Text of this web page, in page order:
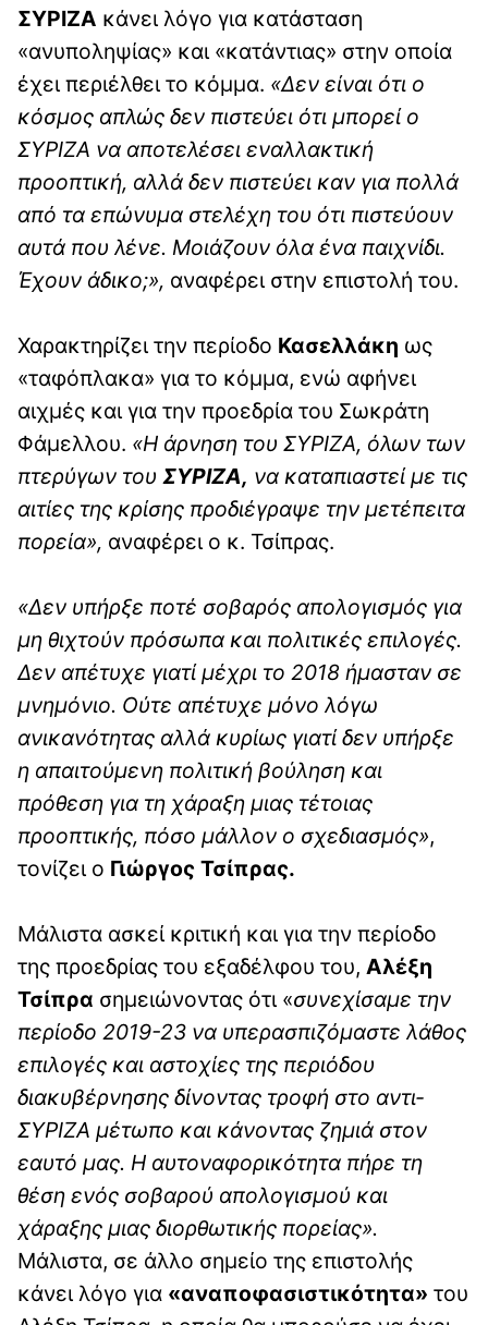
ΣΥΡΙΖΑ κάνει λόγο για κατάσταση
«ανυποληψίας» και «κατάντιας» στην οποία
έχει περιέλθει το κόμμα. «Δεν είναι ότι ο
κόσμος απλώς δεν πιστεύει ότι μπορεί ο
ΣΥΡΙΖΑ να αποτελέσει εναλλακτική
προοπτική, αλλά δεν πιστεύει καν για πολλά
από τα επώνυμα στελέχη του ότι πιστεύουν
αυτά που λένε. Μοιάζουν όλα ένα παιχνίδι.
Έχουν άδικο;», αναφέρει στην επιστολή του.
Χαρακτηρίζει την περίοδο Κασελλάκη ως
«ταφόπλακα» για το κόμμα, ενώ αφήνει
αιχμές και για την προεδρία του Σωκράτη
Φάμελλου. «Η άρνηση του ΣΥΡΙΖΑ, όλων των
πτερύγων του ΣΥΡΙΖΑ, να καταπιαστεί με τις
αιτίες της κρίσης προδιέγραψε την μετέπειτα
πορεία», αναφέρει ο κ. Τσίπρας.
«Δεν υπήρξε ποτέ σοβαρός απολογισμός για
μη θιχτούν πρόσωπα και πολιτικές επιλογές.
Δεν απέτυχε γιατί μέχρι το 2018 ήμασταν σε
μνημόνιο. Ούτε απέτυχε μόνο λόγω
ανικανότητας αλλά κυρίως γιατί δεν υπήρξε
η απαιτούμενη πολιτική βούληση και
πρόθεση για τη χάραξη μιας τέτοιας
προοπτικής, πόσο μάλλον ο σχεδιασμός»,
τονίζει ο Γιώργος Τσίπρας.
Μάλιστα ασκεί κριτική και για την περίοδο
της προεδρίας του εξαδέλφου του, Αλέξη
Τσίπρα σημειώνοντας ότι «συνεχίσαμε την
περίοδο 2019-23 να υπερασπιζόμαστε λάθος
επιλογές και αστοχίες της περιόδου
διακυβέρνησης δίνοντας τροφή στο αντι-
ΣΥΡΙΖΑ μέτωπο και κάνοντας ζημιά στον
εαυτό μας. Η αυτοναφορικότητα πήρε τη
θέση ενός σοβαρού απολογισμού και
χάραξης μιας διορθωτικής πορείας».
Μάλιστα, σε άλλο σημείο της επιστολής
κάνει λόγο για «αναποφασιστικότητα» του